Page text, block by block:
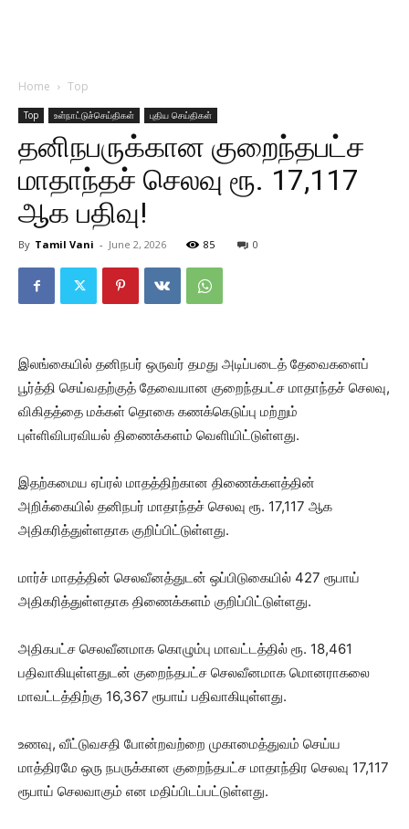
Home Top
Top உள்நாட்டுச்செய்திகள் புதிய செய்திகள்
தனிநபருக்கான குறைந்தபட்ச
மாதாந்தச் செலவு ரூ. 17,117
ஆக பதிவு!
By Tamil Vani - June 2, 2026 85 0
இலங்கையில் தனிநபர் ஒருவர் தமது அடிப்படைத் தேவைகளைப்
பூர்த்தி செய்வதற்குத் தேவையான குறைந்தபட்ச மாதாந்தச் செலவு,
விகிதத்தை மக்கள் தொகை கணக்கெடுப்பு மற்றும்
புள்ளிவிபரவியல் திணைக்களம் வெளியிட்டுள்ளது.
இதற்கமைய ஏப்ரல் மாதத்திற்கான திணைக்களத்தின்
அறிக்கையில் தனிநபர் மாதாந்தச் செலவு ரூ. 17,117 ஆக
அதிகரித்துள்ளதாக குறிப்பிட்டுள்ளது.
மார்ச் மாதத்தின் செலவீனத்துடன் ஒப்பிடுகையில் 427 ரூபாய்
அதிகரித்துள்ளதாக திணைக்களம் குறிப்பிட்டுள்ளது.
அதிகபட்ச செலவீனமாக கொழும்பு மாவட்டத்தில் ரூ. 18,461
பதிவாகியுள்ளதுடன் குறைந்தபட்ச செலவீனமாக மொனராகலை
மாவட்டத்திற்கு 16,367 ரூபாய் பதிவாகியுள்ளது.
உணவு, வீட்டுவசதி போன்றவற்றை முகாமைத்துவம் செய்ய
மாத்திரமே ஒரு நபருக்கான குறைந்தபட்ச மாதாந்திர செலவு 17,117
ரூபாய் செலவாகும் என மதிப்பிடப்பட்டுள்ளது.